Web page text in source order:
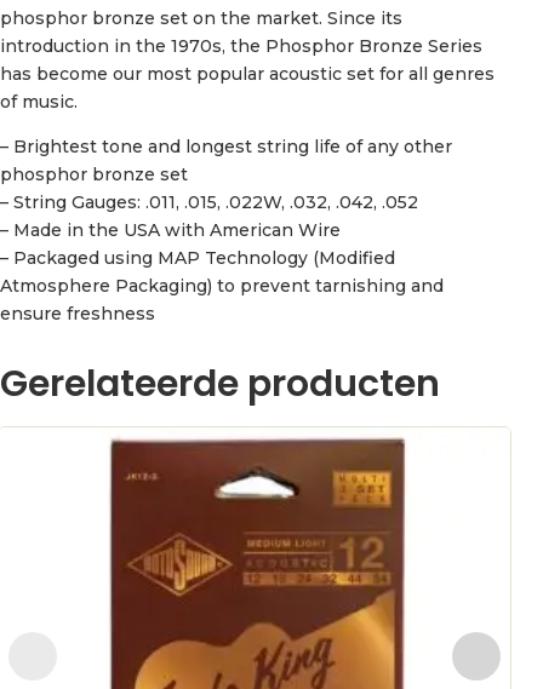
phosphor bronze set on the market. Since its
introduction in the 1970s, the Phosphor Bronze Series
has become our most popular acoustic set for all genres
of music.
– Brightest tone and longest string life of any other
phosphor bronze set
– String Gauges: .011, .015, .022W, .032, .042, .052
– Made in the USA with American Wire
– Packaged using MAP Technology (Modified
Atmosphere Packaging) to prevent tarnishing and
ensure freshness
Gerelateerde producten